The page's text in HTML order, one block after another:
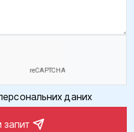
даних
запит